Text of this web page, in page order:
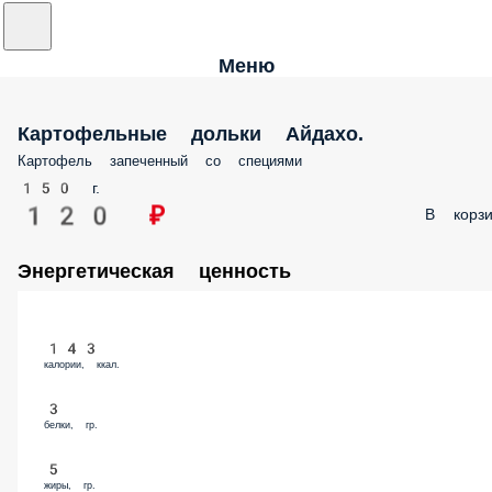
Меню
Картофельные дольки Айдахо.
Картофель запеченный со специями
150 г.
120 ₽ В
Энергетическая ценность
143
калории, ккал.
3
белки, гр.
5
жиры, гр.